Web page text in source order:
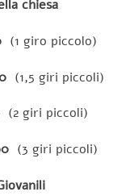
chiesa
(1 giro piccolo)
(1,5 giri piccoli)
(2 giri piccoli)
(3 giri piccoli)